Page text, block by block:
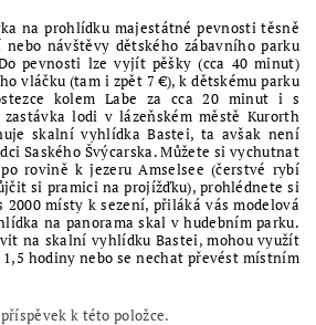
na prohlídku majestátné pevnosti těsně
návštěvy dětského zábavního parku
pevnosti lze vyjít pěšky (cca 40 minut)
vláčku (tam i zpět 7 €), k dětskému parku
kolem Labe za cca 20 minut i s
lodi v lázeňském městě Kurorth
skalní vyhlídka Bastei, ta avšak není
Saského Švýcarska. Můžete si vychutnat
rovině k jezeru Amselsee (čerstvé rybí
si pramici na projížďku), prohlédnete si
místy k sezení, přiláká vás modelová
na panorama skal v hudebním parku.
na skalní vyhlídku Bastei, mohou využít
1,5 hodiny nebo se nechat převést místním
k této položce.